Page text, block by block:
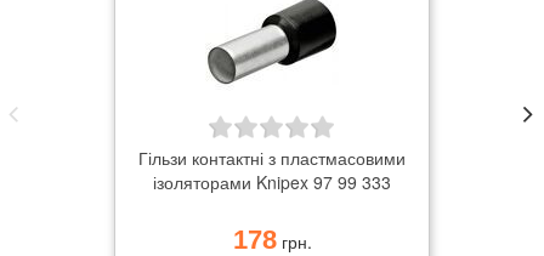
Гільзи контактні з пластмасовими
ізоляторами Knipex 97 99 333
178грн.